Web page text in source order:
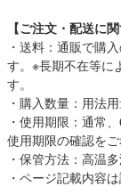
【ご注文・配送に
・送料：通販で購
す。※長期不在等に
す。
・購入数量：用法
・使用期限：通常
使用期限の確認を
・保管方法：高温
・ページ記載内容